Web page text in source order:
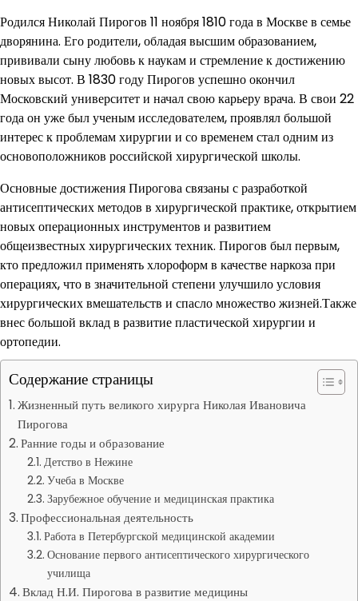
Родился Николай Пирогов 11 ноября 1810 года в Москве в семье
дворянина. Его родители, обладая высшим образованием,
прививали сыну любовь к наукам и стремление к достижению
новых высот. В 1830 году Пирогов успешно окончил
Московский университет и начал свою карьеру врача. В свои 22
года он уже был ученым исследователем, проявлял большой
интерес к проблемам хирургии и со временем стал одним из
основоположников российской хирургической школы.
Основные достижения Пирогова связаны с разработкой
антисептических методов в хирургической практике, открытием
новых операционных инструментов и развитием
общеизвестных хирургических техник. Пирогов был первым,
кто предложил применять хлороформ в качестве наркоза при
операциях, что в значительной степени улучшило условия
хирургических вмешательств и спасло множество жизней.Также
внес большой вклад в развитие пластической хирургии и
ортопедии.
Содержание страницы
Жизненный путь великого хирурга Николая Ивановича
Пирогова
Ранние годы и образование
Детство в Нежине
Учеба в Москве
Зарубежное обучение и медицинская практика
Профессиональная деятельность
Работа в Петербургской медицинской академии
Основание первого антисептического хирургического
училища
Вклад Н.И. Пирогова в развитие медицины